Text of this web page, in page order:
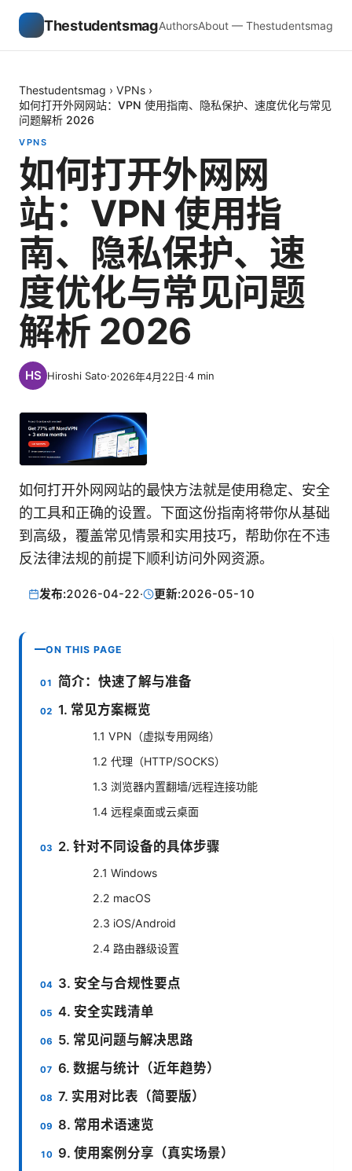
ThestudentsmagAuthorsAbout — Thestudentsmag
Thestudentsmag › VPNs ›
如何打开外网网站：VPN 使用指南、隐私保护、速度优化与常见
问题解析 2026
VPNS
如何打开外网网
站：VPN 使用指
南、隐私保护、速
度优化与常见问题
解析 2026
Hiroshi Sato·2026年4月22日·4 min
如何打开外网网站的最快方法就是使用稳定、安全
的工具和正确的设置。下面这份指南将带你从基础
到高级，覆盖常见情景和实用技巧，帮助你在不违
反法律法规的前提下顺利访问外网资源。
发布:2026-04-22· 更新:2026-05-10
ON THIS PAGE
简介：快速了解与准备
1. 常见方案概览
1.1 VPN（虚拟专用网络）
1.2 代理（HTTP/SOCKS）
1.3 浏览器内置翻墙/远程连接功能
1.4 远程桌面或云桌面
2. 针对不同设备的具体步骤
2.1 Windows
2.2 macOS
2.3 iOS/Android
2.4 路由器级设置
3. 安全与合规性要点
4. 安全实践清单
5. 常见问题与解决思路
6. 数据与统计（近年趋势）
7. 实用对比表（简要版）
8. 常用术语速览
9. 使用案例分享（真实场景）